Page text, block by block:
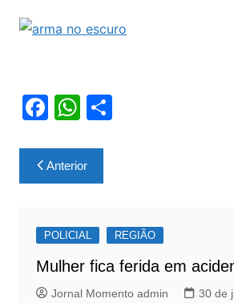
F
c
e
o
o
k
W
at
s
p
p
S
Navegação
de
Anterior
POLICIAL REGIÃO
Mulher fica ferida em
Jornal Momento admin 30 de